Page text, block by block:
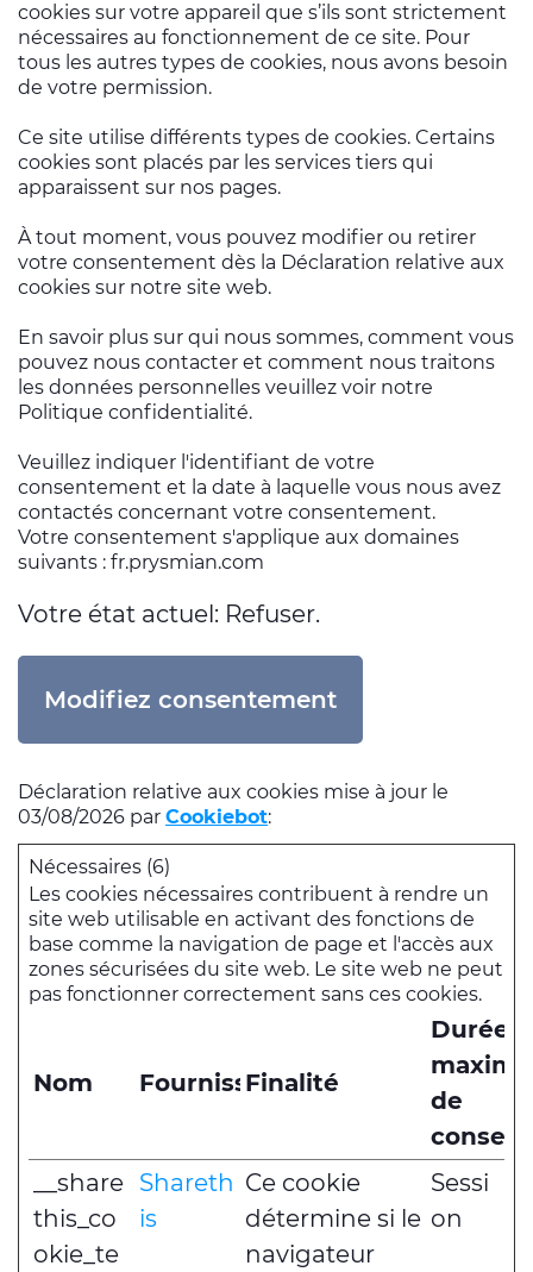
cookies sur votre appareil que s’ils sont strictement
nécessaires au fonctionnement de ce site. Pour
tous les autres types de cookies, nous avons besoin
de votre permission.
Ce site utilise différents types de cookies. Certains
cookies sont placés par les services tiers qui
apparaissent sur nos pages.
À tout moment, vous pouvez modifier ou retirer
votre consentement dès la Déclaration relative aux
cookies sur notre site web.
En savoir plus sur qui nous sommes, comment vous
pouvez nous contacter et comment nous traitons
les données personnelles veuillez voir notre
Politique confidentialité.
Veuillez indiquer l'identifiant de votre
consentement et la date à laquelle vous nous avez
contactés concernant votre consentement.
Votre consentement s'applique aux domaines
suivants : fr.prysmian.com
Votre état ​​actuel: Refuser.
Modifiez consentement
Déclaration relative aux cookies mise à jour le
03/08/2026 par Cookiebot:
Nécessaires (6)
Les cookies nécessaires contribuent à rendre un
site web utilisable en activant des fonctions de
base comme la navigation de page et l'accès aux
zones sécurisées du site web. Le site web ne peut
pas fonctionner correctement sans ces cookies.
Nom FournisseurFinalité
Durée
de
__share
this_co
okie_te
Shareth
is
Ce cookie
détermine si le
navigateur
Sessi
on